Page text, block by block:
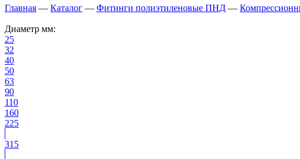
Главная — Каталог — Фитинги полиэтиленовые ПНД —
Диаметр мм:
25
32
40
50
63
90
110
160
225
315